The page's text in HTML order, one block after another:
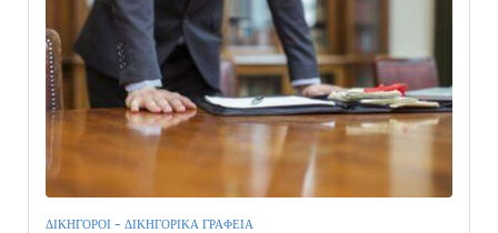
ΔΙΚΗΓΟΡΟΙ - ΔΙΚΗΓΟΡΙΚΑ ΓΡΑΦΕΙΑ